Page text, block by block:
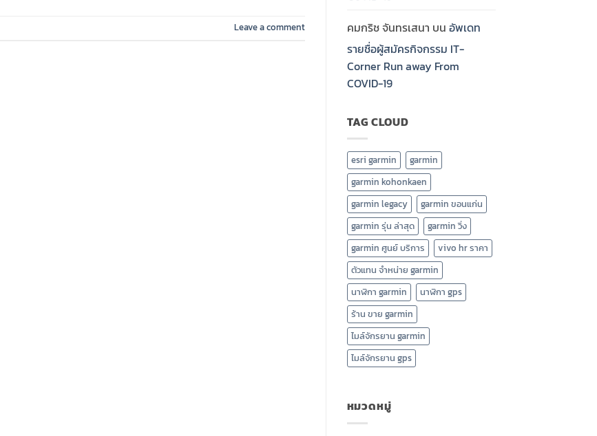
Leave a comment
คมกริช จันทรเสนา บน อัพเดท
รายชื่อผู้สมัครกิจกรรม IT-
Corner Run away From
COVID-19
TAG CLOUD
esri garmin
garmin
garmin kohonkaen
garmin legacy
garmin ขอนแก่น
garmin รุ่น ล่าสุด
garmin วิ่ง
garmin ศูนย์ บริการ
vivo hr ราคา
ตัวแทน จำหน่าย garmin
นาฬิกา garmin
นาฬิกา gps
ร้าน ขาย garmin
ไมล์จักรยาน garmin
ไมล์จักรยาน gps
หมวดหมู่